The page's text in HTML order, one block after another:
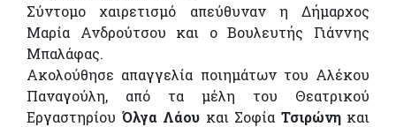
Σύντομο χαιρετισμό απεύθυναν η Δήμαρχος
Μαρία Ανδρούτσου και ο Βουλευτής Γιάννης
Μπαλάφας.
Ακολούθησε απαγγελία ποιημάτων του Αλέκου
Παναγούλη, από τα μέλη του Θεατρικού
Εργαστηρίου Όλγα Λάου και Σοφία Τσιρώνηκαι